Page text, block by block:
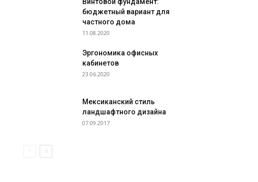
бюджетный вариант для
частного дома
11.08.2020
Эргономика офисных
кабинетов
23.06.2020
Мексиканский стиль
ландшафтного дизайна
07.09.2017